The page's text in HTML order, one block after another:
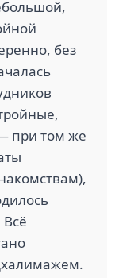
без
при том же
Всё